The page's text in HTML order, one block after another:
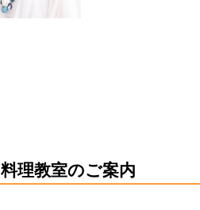
料理教室のご案内